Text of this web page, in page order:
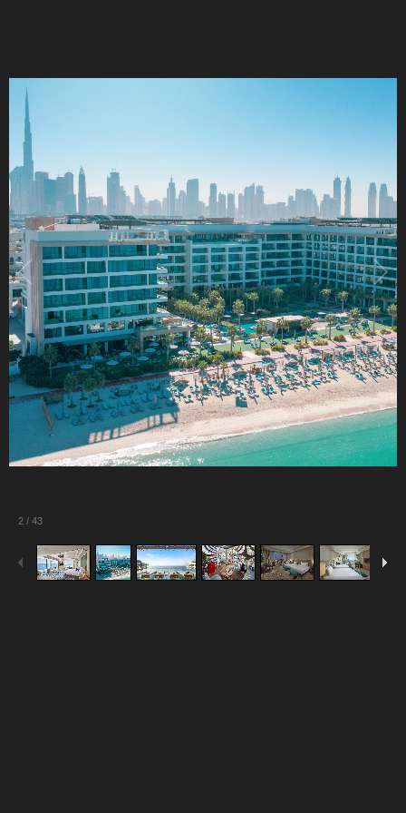
2 / 43